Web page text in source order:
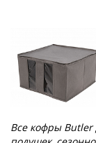
Все кофры Butler